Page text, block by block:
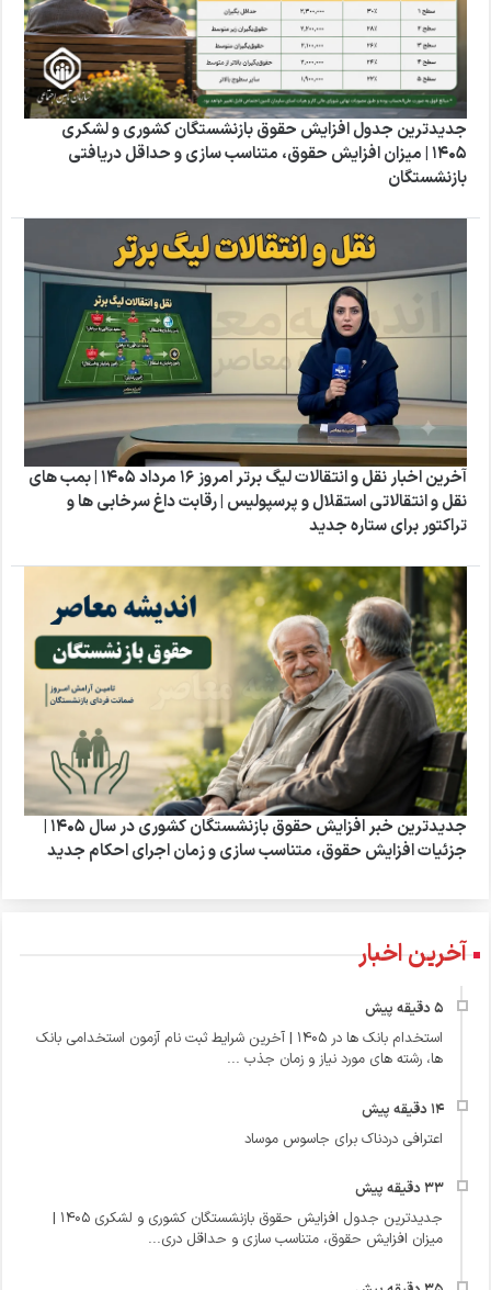
جدیدترین جدول افزایش حقوق بازنشستگان کشوری و لشکری
۱۴۰۵ | میزان افزایش حقوق، متناسب سازی و حداقل دریافتی
بازنشستگان
آخرین اخبار نقل و انتقالات لیگ برتر امروز 16 مرداد 1405 | بمب های
نقل و انتقالاتی استقلال و پرسپولیس | رقابت داغ سرخابی ها و
تراکتور برای ستاره جدید
جدیدترین خبر افزایش حقوق بازنشستگان کشوری در سال ۱۴۰۵ |
جزئیات افزایش حقوق، متناسب سازی و زمان اجرای احکام جدید
آخرین اخبار
استخدام بانک ها در ۱۴۰۵ | آخرین شرایط ثبت نام آزمون استخدامی بانک
ها، رشته های مورد نیاز و زمان جذب ...
اعترافی دردناک برای جاسوس موساد
جدیدترین جدول افزایش حقوق بازنشستگان کشوری و لشکری ۱۴۰۵ |
میزان افزایش حقوق، متناسب سازی و حداقل دری...